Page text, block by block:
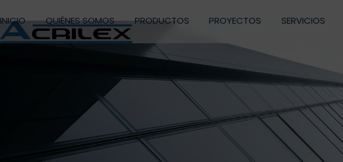
to
content
INICIO QUIÉNES SOMOS PRODUCTOS PROYECTOS SERVICIOS